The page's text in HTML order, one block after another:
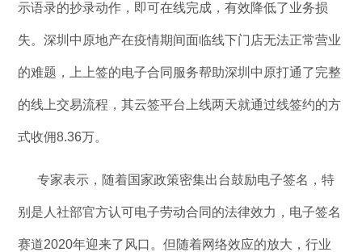
示语录的抄录动作，即可在线完成，有效降低了业务损
失。深圳中原地产在疫情期间面临线下门店无法正常营业
的难题，上上签的电子合同服务帮助深圳中原打通了完整
的线上交易流程，其云签平台上线两天就通过线签约的方
式收佣8.36万。
专家表示，随着国家政策密集出台鼓励电子签名，特
别是人社部官方认可电子劳动合同的法律效力，电子签名
赛道2020年迎来了风口。但随着网络效应的放大，行业